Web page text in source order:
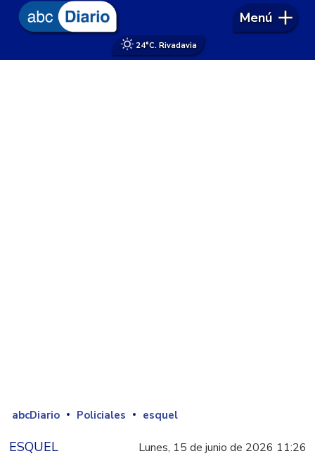
24°C. Rivadavia
Menú
abcDiario Policiales esquel
ESQUEL Lunes, 15 de junio de 2026 11:26